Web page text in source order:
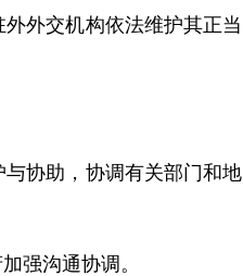
外交机构依法维护其正当
协助，协调有关部门和地
强沟通协调。